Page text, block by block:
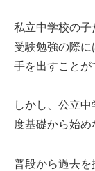
私立中学校の子
受験勉強の際
手を出すことが
しかし、公立
度基礎から始め
普段から過去を